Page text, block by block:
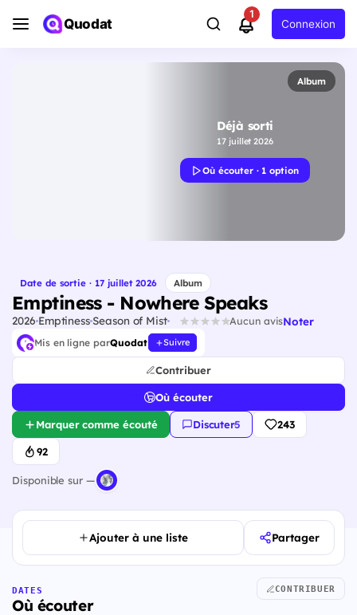
Quodat
1
Connexion
Album
Déjà sorti
17 juillet 2026
Où écouter · 1 option
Date de sortie · 17 juillet 2026 Album
Emptiness - Nowhere Speaks
2026 Emptiness Season of Mist Aucun avisNoter
Mis en ligne parQuodat Suivre
Contribuer
Où écouter
Marquer comme écouté Discuter·5 243
92
Disponible sur —
Ajouter à une liste Partager
DATES
Où écouter
CONTRIBUER